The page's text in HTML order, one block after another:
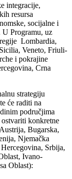
integracije,
resursa
socijalne i
U Programu, uz
Lombardia,
Veneto, Friuli-
i pokrajine
Crna
strategiju
će raditi na
područjima
ostvariti konkretne
Bugarska,
Njemačka
Srbija,
Ivano-
Oblast):